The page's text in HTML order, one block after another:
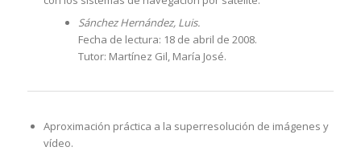
Sánchez Hernández, Luis.
Fecha de lectura: 18 de abril de 2008.
Tutor: Martínez Gil, María José.
Aproximación práctica a la superresolución de imágenes y
vídeo.